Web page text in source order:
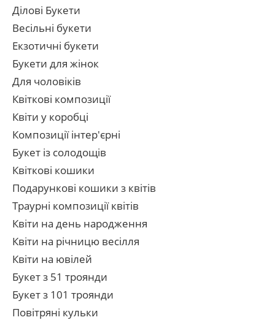
Ділові Букети
Весільні букети
Екзотичні букети
Букети для жінок
Для чоловіків
Квіткові композиції
Квіти у коробці
Композиції інтер'єрні
Букет із солодощів
Квіткові кошики
Подарункові кошики з квітів
Траурні композиції квітів
Квіти на день народження
Квіти на річницю весілля
Квіти на ювілей
Букет з 51 троянди
Букет з 101 троянди
Повітряні кульки